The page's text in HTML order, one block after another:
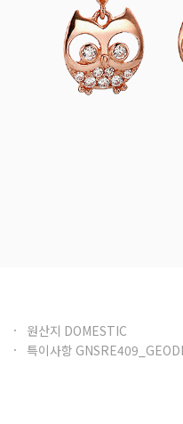
원산지 DOMESTIC
특이사항